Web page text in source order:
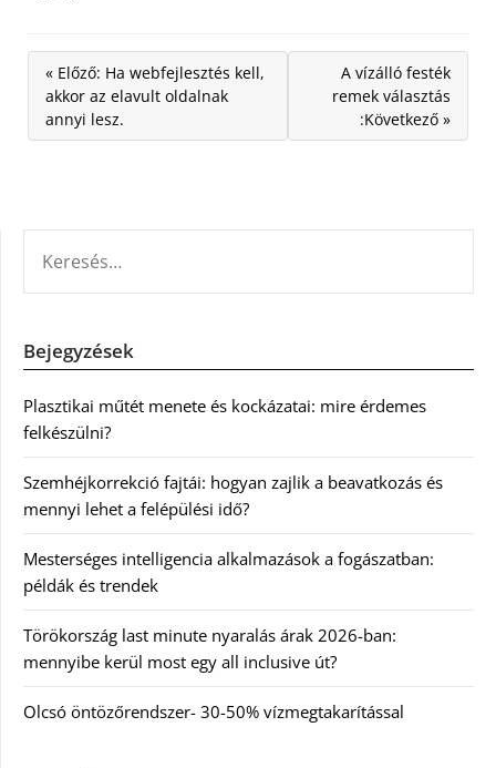
« Előző: Ha webfejlesztés kell,
akkor az elavult oldalnak
annyi lesz.
A vízálló festék
remek választás
:Következő »
Bejegyzések
Plasztikai műtét menete és kockázatai: mire érdemes
felkészülni?
Szemhéjkorrekció fajtái: hogyan zajlik a beavatkozás és
mennyi lehet a felépülési idő?
Mesterséges intelligencia alkalmazások a fogászatban:
példák és trendek
Törökország last minute nyaralás árak 2026-ban:
mennyibe kerül most egy all inclusive út?
Olcsó öntözőrendszer- 30-50% vízmegtakarítással